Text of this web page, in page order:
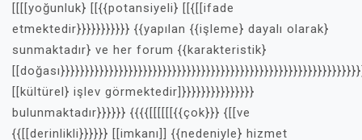
[[[[yoğunluk} [[{{potansiyeli} [[{[[ifade
etmektedir}}}}}}}}}}} {{yapılan {{işleme} dayalı olarak}
sunmaktadır} ve her forum {{karakteristik}
[[kültürel} işlev görmektedir]}}}}}}}}}}}}}}}
bulunmaktadır}}}}}} {{{{[[[[[[{{çok}}} {[[ve
{{[[derinlikli}}}}}} [[imkanı]] {{nedeniyle} hizmet